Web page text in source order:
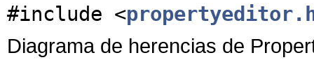
#include <
Diagrama de herencias de